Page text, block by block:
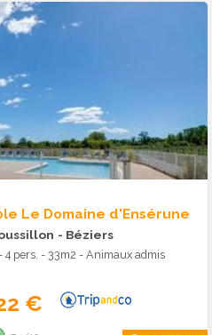
Le Domaine d'Ensérune
- Béziers
4 pers. - 33m2 - Animaux admis
€